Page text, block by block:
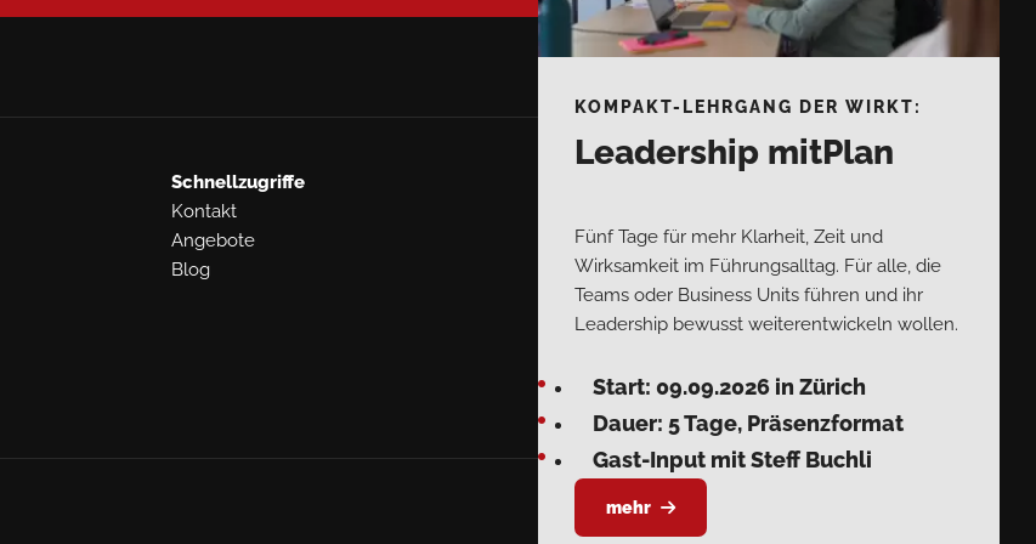
KOMPAKT-LEHRGANG DER WIRKT:
Leadership mitPlan
Fünf Tage für mehr Klarheit, Zeit und
Wirksamkeit im Führungsalltag. Für alle, die
Teams oder Business Units führen und ihr
Leadership bewusst weiterentwickeln wollen.
Start: 09.09.2026 in Zürich
Dauer: 5 Tage, Präsenzformat
Gast-Input mit Steff Buchli
mehr
Schnellzugriffe
Kontakt
Angebote
Blog